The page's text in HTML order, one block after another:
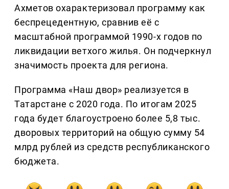
Ахметов охарактеризовал программу как
беспрецедентную, сравнив её с
масштабной программой 1990-х годов по
ликвидации ветхого жилья. Он подчеркнул
значимость проекта для региона.
Программа «Наш двор» реализуется в
Татарстане с 2020 года. По итогам 2025
года будет благоустроено более 5,8 тыс.
дворовых территорий на общую сумму 54
млрд рублей из средств республиканского
бюджета.